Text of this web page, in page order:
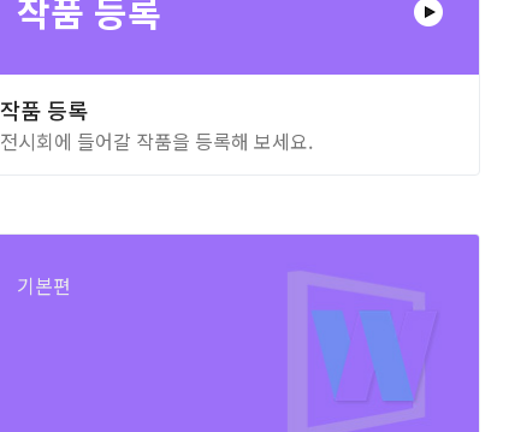
작품 등록
전시회에 들어갈 작품을 등록해 보세요.
기본편